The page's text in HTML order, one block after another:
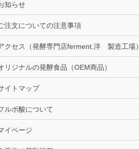
知らせ
注文についての注意事項
クセス（発酵専門店ferment.洋 製造工場）
リジナルの発酵食品（OEM商品）
イトマップ
ルボ酸について
イページ